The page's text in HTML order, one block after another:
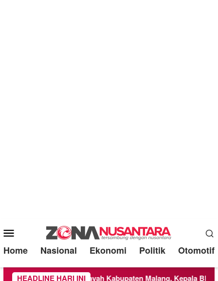
Mobile
Menu
Home Nasional Ekonomi Politik Otomotif
HEADLINE HARI INI
Meluas ke Wilayah Kabupaten Malang, Kepala BNPB